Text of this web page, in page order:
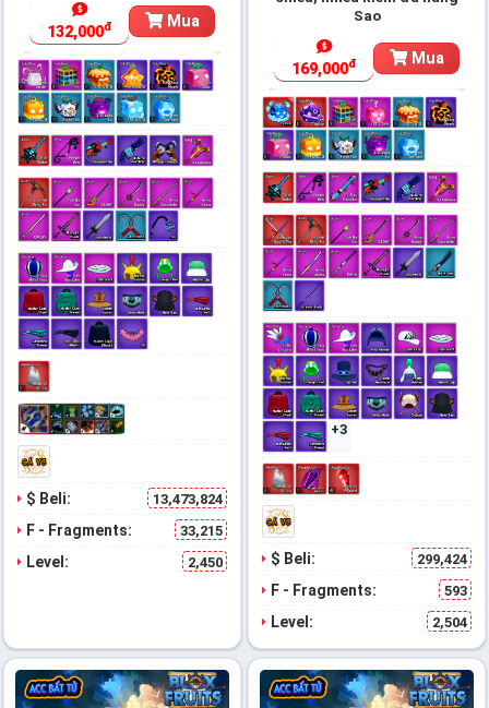
132,000đ Mua
$ Beli: 13,473,824
F - Fragments: 33,215
Level: 2,450
Sao
169,000đ Mua
+3
$ Beli: 299,424
F - Fragments: 593
Level: 2,504